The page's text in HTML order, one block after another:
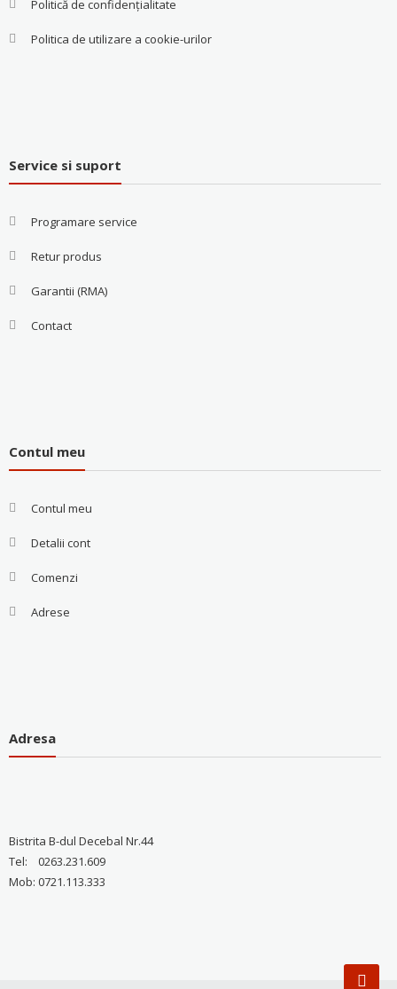
Politică de confidențialitate
Politica de utilizare a cookie-urilor
Service si suport
Programare service
Retur produs
Garantii (RMA)
Contact
Contul meu
Contul meu
Detalii cont
Comenzi
Adrese
Adresa
Bistrita B-dul Decebal Nr.44
Tel: 0263.231.609
Mob: 0721.113.333